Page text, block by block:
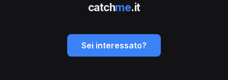
catchme.it
Sei interessato?